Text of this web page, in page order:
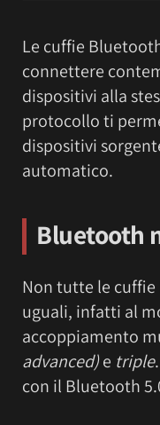
Le cuffie
connettere
dispositivi alla
protocollo ti
dispositivi
automatico.
Bluetooth
Non tutte le
uguali, infatti al
accoppiamento
advanced)e triple
con il Bluetooth